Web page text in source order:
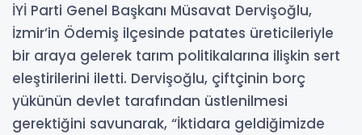
İYİ Parti Genel Başkanı Müsavat Dervişoğlu,
İzmir’in Ödemiş ilçesinde patates üreticileriyle
bir araya gelerek tarım politikalarına ilişkin sert
eleştirilerini iletti. Dervişoğlu, çiftçinin borç
yükünün devlet tarafından üstlenilmesi
gerektiğini savunarak, “İktidara geldiğimizde